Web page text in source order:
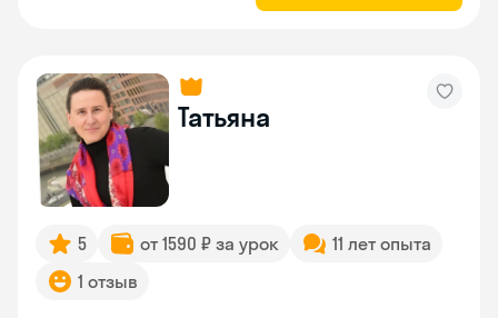
Татьяна
5 от 1590 ₽ за урок
11 лет опыта
1 отзыв